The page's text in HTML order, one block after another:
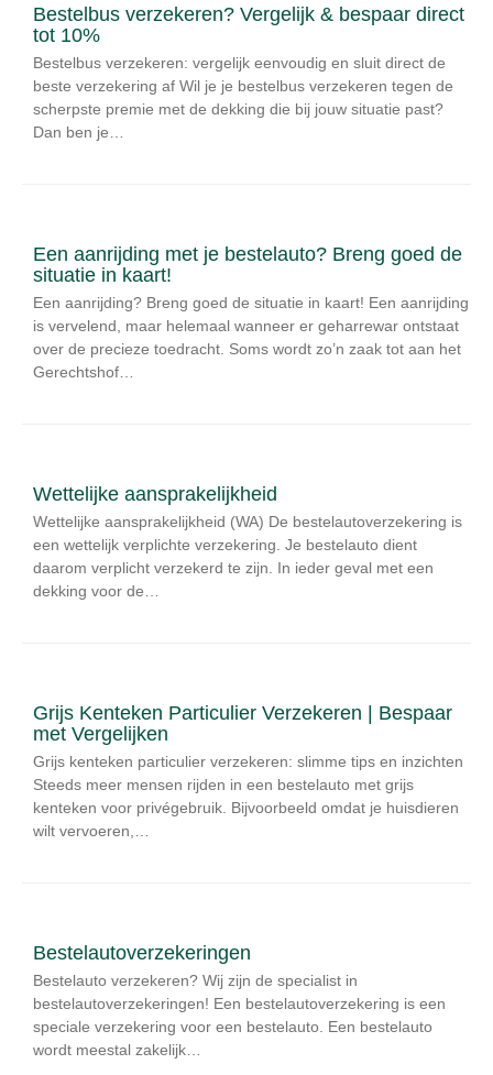
Bestelbus verzekeren? Vergelijk & bespaar direct
tot 10%
Bestelbus verzekeren: vergelijk eenvoudig en sluit direct de
beste verzekering af Wil je je bestelbus verzekeren tegen de
scherpste premie met de dekking die bij jouw situatie past?
Dan ben je…
Een aanrijding met je bestelauto? Breng goed de
situatie in kaart!
Een aanrijding? Breng goed de situatie in kaart! Een aanrijding
is vervelend, maar helemaal wanneer er geharrewar ontstaat
over de precieze toedracht. Soms wordt zo’n zaak tot aan het
Gerechtshof…
Wettelijke aansprakelijkheid
Wettelijke aansprakelijkheid (WA) De bestelautoverzekering is
een wettelijk verplichte verzekering. Je bestelauto dient
daarom verplicht verzekerd te zijn. In ieder geval met een
dekking voor de…
Grijs Kenteken Particulier Verzekeren | Bespaar
met Vergelijken
Grijs kenteken particulier verzekeren: slimme tips en inzichten
Steeds meer mensen rijden in een bestelauto met grijs
kenteken voor privégebruik. Bijvoorbeeld omdat je huisdieren
wilt vervoeren,…
Bestelautoverzekeringen
Bestelauto verzekeren? Wij zijn de specialist in
bestelautoverzekeringen! Een bestelautoverzekering is een
speciale verzekering voor een bestelauto. Een bestelauto
wordt meestal zakelijk…